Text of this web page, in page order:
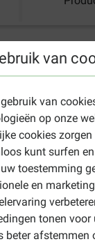
van
van
op onze
cookies
kunt surfen
toestemming
en
tonen voor
beter afstemmen
levertijd, tenzij
Light
die (een
ProCare Low
afvallen
en
te